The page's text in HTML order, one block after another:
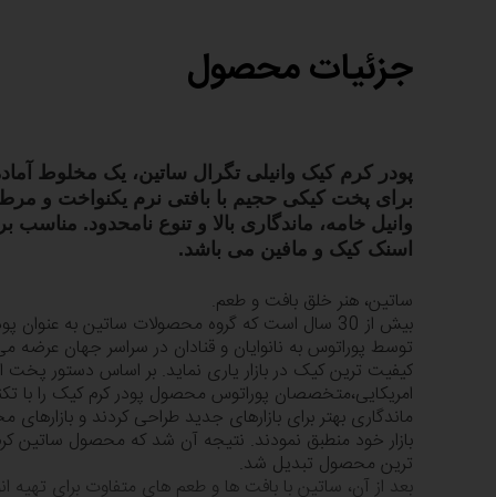
جزئیات محصول
پودر کرم کیک وانیلی تگرال ساتین، یک مخلوط
برای پخت کیکی حجیم با بافتی نرم یکنواخت و
وانیل خامه، ماندگاری بالا و تنوع نامحدود. مناسب
اسنک کیک و مافین می باشد.
ساتین، هنر خلق بافت و طعم.
بیش از 30 سال است که گروه محصولات ساتین به
توسط پوراتوس به نانوایان و قنادان در سراسر جهان عرضه
کیفیت ترین کیک در بازار یاری نماید. بر اساس دستور
امریکایی،متخصصان پوراتوس محصول پودر کرم کیک را با
ماندگاری بهتر برای بازارهای جدید طراحی کردند و بازارهای
بازار خود منطبق نمودند. نتیجه آن شد که محصول ساتین
ترین محصول تبدیل شد.
بعد از آن، ساتین با بافت ها و طعم های متفاوت برای تهیه